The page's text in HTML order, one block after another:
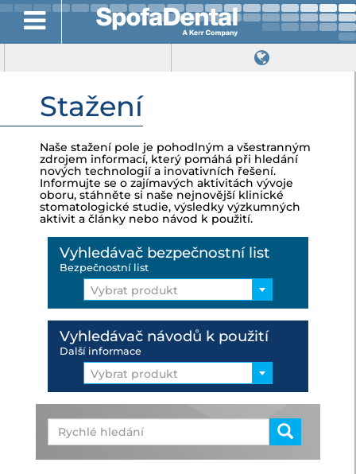
Stažení
Naše stažení pole je pohodlným a všestranným
zdrojem informací, který pomáhá při hledání
nových technologií a inovativních řešení.
Informujte se o zajímavých aktivitách vývoje
oboru, stáhněte si naše nejnovější klinické
stomatologické studie, výsledky výzkumných
aktivit a články nebo návod k použití.
Vyhledávač bezpečnostní list
Bezpečnostní list
Vybrat produkt
Vyhledávač návodů k použití
Další informace
Vybrat produkt